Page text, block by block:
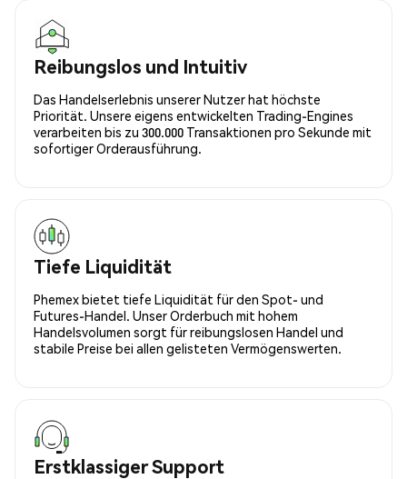
Reibungslos und Intuitiv
Das Handelserlebnis unserer Nutzer hat höchste
Priorität. Unsere eigens entwickelten Trading-Engines
verarbeiten bis zu 300.000 Transaktionen pro Sekunde mit
sofortiger Orderausführung.
Tiefe Liquidität
Phemex bietet tiefe Liquidität für den Spot- und
Futures-Handel. Unser Orderbuch mit hohem
Handelsvolumen sorgt für reibungslosen Handel und
stabile Preise bei allen gelisteten Vermögenswerten.
Erstklassiger Support